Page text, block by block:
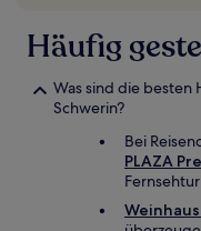
Häufig
Was sind die besten
Schwerin?
Bei
PLAZA